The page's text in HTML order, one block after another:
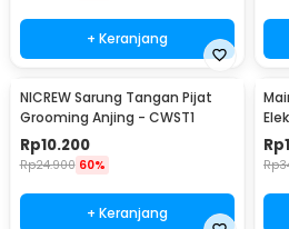
+ Keranjang
NICREW Sarung Tangan Pijat
Grooming Anjing - CWST1
Rp10.200
Rp24.900 60%
+ Keranjang
Rp
Rp